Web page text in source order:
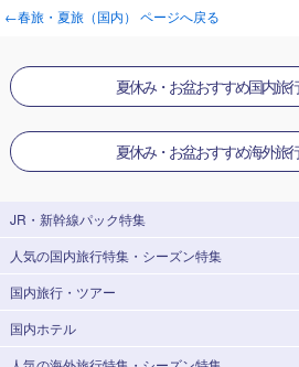
←春旅・夏旅（国内） ページへ戻る
夏休み・お盆おすすめ国内旅
夏休み・お盆おすすめ海外旅
JR・新幹線パック特集
JR・新幹線＋ホテルパック
出張パック
人気の国内旅行特集・シーズン特集
東京ディズニーリゾート®への旅
ユニ
国内旅行・ツアー
北海道旅行・ツアー
国内ホテル